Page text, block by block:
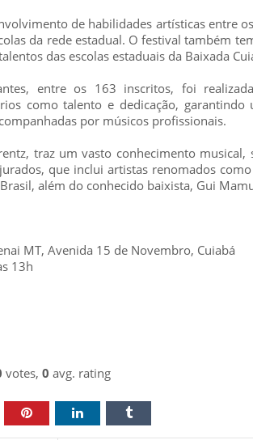
de habilidades artísticas entre
da rede estadual. O festival também
das escolas estaduais da Baixada
entre os 163 inscritos, foi
como talento e dedicação, garantindo
por músicos profissionais.
traz um vasto conhecimento musical,
que inclui artistas renomados
além do conhecido baixista, Gui
MT, Avenida 15 de Novembro, Cuiabá
13h
votes, 0 avg. rating